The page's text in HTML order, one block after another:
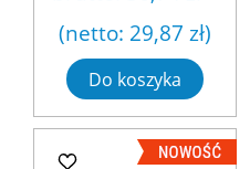
(netto: 29,87 zł)
Do koszyka